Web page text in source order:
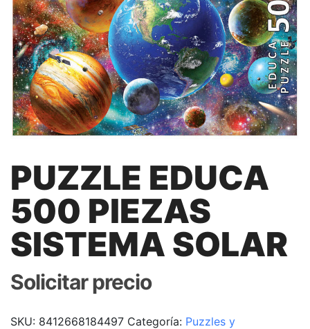
PUZZLE EDUCA
500 PIEZAS
SISTEMA SOLAR
Solicitar precio
SKU: 8412668184497 Categoría: Puzzles y